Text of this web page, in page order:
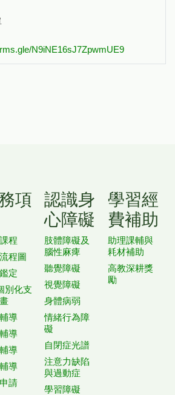
N9iNE16sJ7ZpwmUE9
項
程
程圖
定
別化支
導
導
導
導
請
認識身
心障礙
肢體障礙及
腦性麻痺
聽覺障礙
視覺障礙
身體病弱
情緒行為障
礙
自閉症光譜
注意力缺陷
與過動症
學習障礙
學習經
費補助
助理課輔與
耗材補助
高教深耕獎
勵